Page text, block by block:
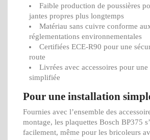
Faible production de poussières
jantes propres plus longtemps
Matériau sans cuivre conforme
réglementations environnementales
Certifiées ECE-R90 pour une
route
Livrées avec accessoires pour
simplifiée
Pour une installation
Fournies avec l’ensemble des
montage, les plaquettes Bosch BP375
facilement, même pour les bricoleurs